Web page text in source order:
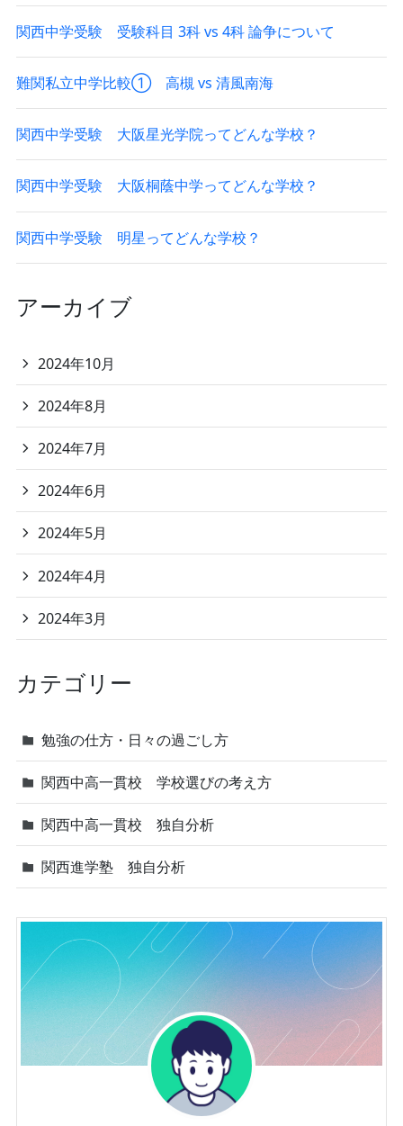
関西中学受験 受験科目 3科 vs 4科 論争について
難関私立中学比較① 高槻 vs 清風南海
関西中学受験 大阪星光学院ってどんな学校？
関西中学受験 大阪桐蔭中学ってどんな学校？
関西中学受験 明星ってどんな学校？
アーカイブ
2024年10月
2024年8月
2024年7月
2024年6月
2024年5月
2024年4月
2024年3月
カテゴリー
勉強の仕方・日々の過ごし方
関西中高一貫校 学校選びの考え方
関西中高一貫校 独自分析
関西進学塾 独自分析